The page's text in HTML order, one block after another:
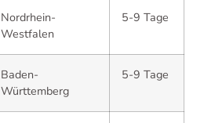
Nordrhein-
Westfalen
5-9 Tage
Baden-
Württemberg
5-9 Tage